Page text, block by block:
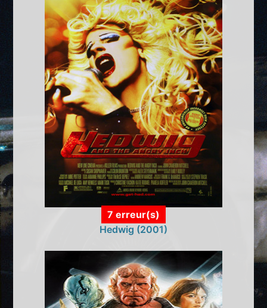
7 erreur(s)
Hedwig (2001)